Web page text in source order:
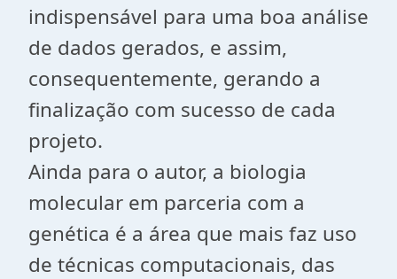
indispensável para uma boa análise
de dados gerados, e assim,
consequentemente, gerando a
finalização com sucesso de cada
projeto.
Ainda para o autor, a biologia
molecular em parceria com a
genética é a área que mais faz uso
de técnicas computacionais, das